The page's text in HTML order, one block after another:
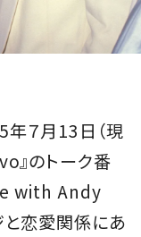
年７月13日（現
』のトーク番
with Andy
と恋愛関係にあ